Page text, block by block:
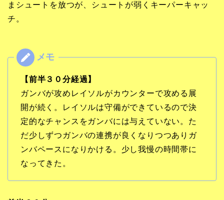
まシュートを放つが、シュートが弱くキーパーキャッ
チ。
【前半３０分経過】
ガンバが攻めレイソルがカウンターで攻める展
開が続く。レイソルは守備ができているので決
定的なチャンスをガンバには与えていない。た
だ少しずつガンバの連携が良くなりつつありガ
ンバペースになりかける。少し我慢の時間帯に
なってきた。